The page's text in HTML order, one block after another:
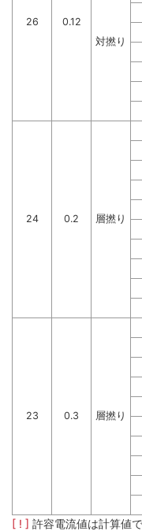
26 0.12
対撚り
24 0.2 層撚り
23 0.3 層撚り
[ ! ] 許容電流値は計算値